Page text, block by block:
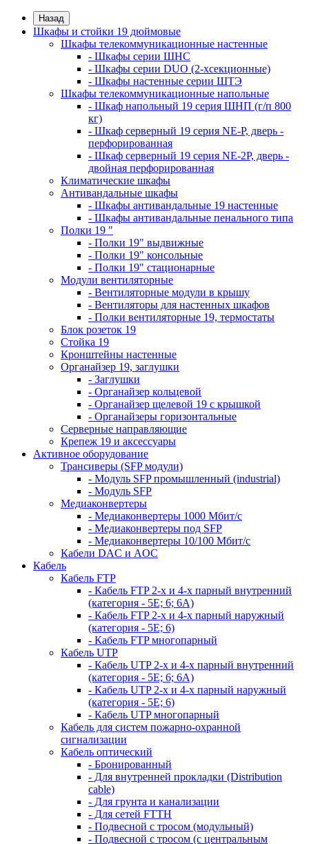
Назад
Шкафы и стойки 19 дюймовые
Шкафы телекоммуникационные настенные
- Шкафы серии ШНС
- Шкафы серии DUO (2-хсекционные)
- Шкафы настенные серии ШТЭ
Шкафы телекоммуникационные напольные
- Шкаф напольный 19 серия ШНП (г/п 800
кг)
- Шкаф серверный 19 серия NE-P, дверь -
перфорированная
- Шкаф серверный 19 серия NE-2P, дверь -
двойная перфорированная
Климатические шкафы
Антивандальные шкафы
- Шкафы антивандальные 19 настенные
- Шкафы антивандальные пенального типа
Полки 19 "
- Полки 19" выдвижные
- Полки 19" консольные
- Полки 19" стационарные
Модули вентиляторные
- Вентиляторные модули в крышу
- Вентиляторы для настенных шкафов
- Полки вентиляторные 19, термостаты
Блок розеток 19
Стойка 19
Кронштейны настенные
Органайзер 19, заглушки
- Заглушки
- Органайзер кольцевой
- Органайзер щелевой 19 с крышкой
- Органайзеры горизонтальные
Серверные направляющие
Крепеж 19 и аксессуары
Активное оборудование
Трансиверы (SFP модули)
- Модуль SFP промышленный (industrial)
- Модуль SFP
Медиаконвертеры
- Медиаконвертеры 1000 Мбит/с
- Медиаконвертеры под SFP
- Медиаконвертеры 10/100 Мбит/с
Кабели DAC и AOC
Кабель
Кабель FTP
- Кабель FTP 2-х и 4-х парный внутренний
(категория - 5Е; 6; 6А)
- Кабель FTP 2-х и 4-х парный наружный
(категория - 5Е; 6)
- Кабель FTP многопарный
Кабель UTP
- Кабель UTP 2-х и 4-х парный внутренний
(категория - 5Е; 6; 6А)
- Кабель UTP 2-х и 4-х парный наружный
(категория - 5Е; 6)
- Кабель UTP многопарный
Кабель для систем пожарно-охранной
сигнализации
Кабель оптический
- Бронированный
- Для внутренней прокладки (Distribution
cable)
- Для грунта и канализации
- Для сетей FTTH
- Подвесной с тросом (модульный)
- Подвесной с тросом (с центральным